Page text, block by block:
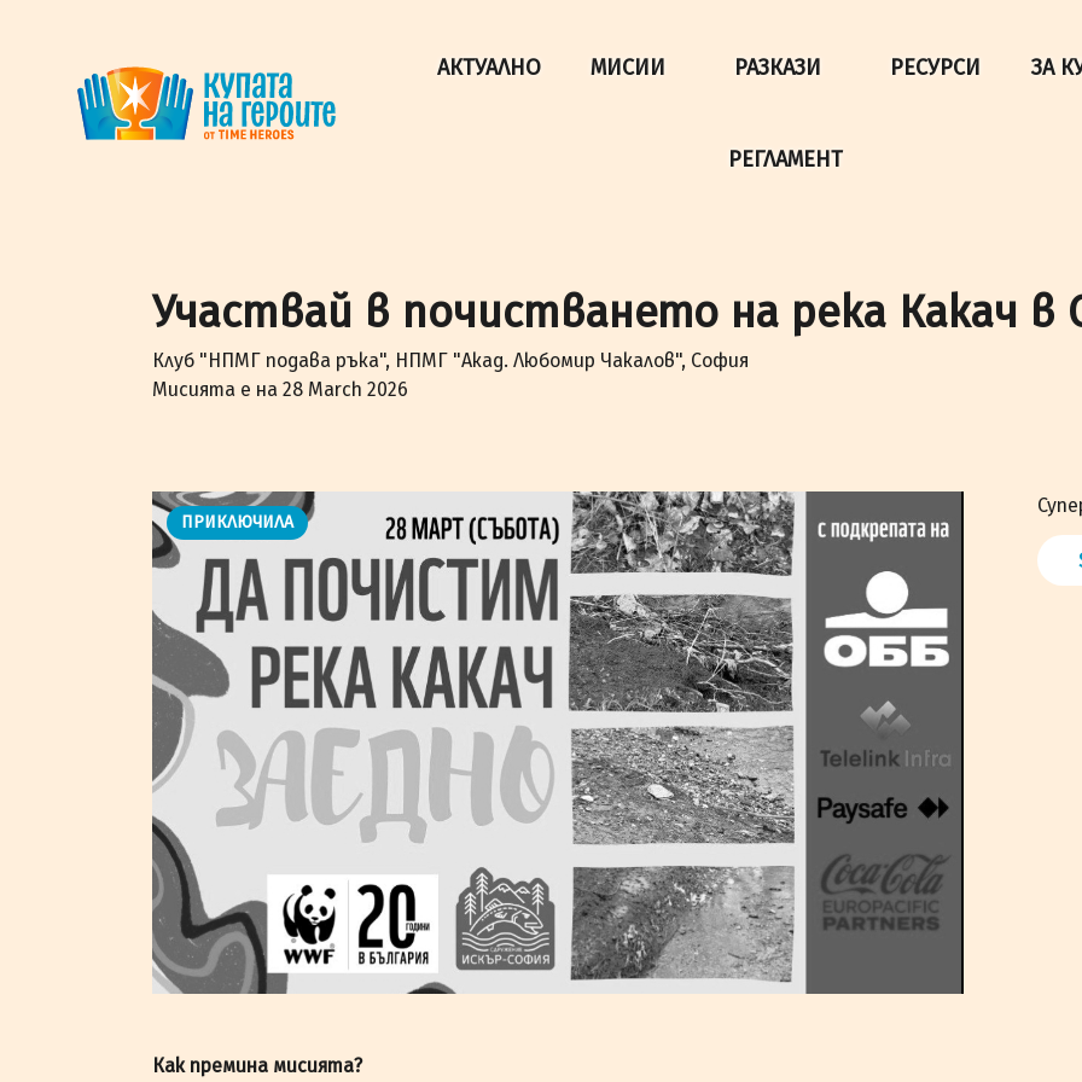
АКТУАЛНО МИСИИ РАЗКАЗИ РЕСУРСИ ЗА
РЕГЛАМЕНТ
Участвай в почистването на река Какач в
Клуб "НПМГ подава ръка", НПМГ "Акад. Любомир Чакалов", София
Мисията е на 28 March 2026
ПРИКЛЮЧИЛА
Как премина мисията?